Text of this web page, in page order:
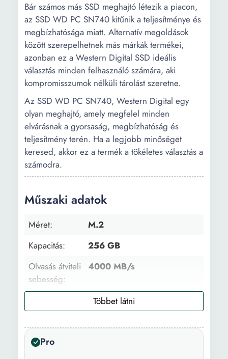
Bár számos más SSD meghajtó létezik a piacon,
az SSD WD PC SN740 kitűnik a teljesítménye és
megbízhatósága miatt. Alternatív megoldások
között szerepelhetnek más márkák termékei,
azonban ez a Western Digital SSD ideális
választás minden felhasználó számára, aki
kompromisszumok nélküli tárolást szeretne.
Az SSD WD PC SN740, Western Digital egy
olyan meghajtó, amely megfelel minden
elvárásnak a gyorsaság, megbízhatóság és
teljesítmény terén. Ha a legjobb minőséget
keresed, akkor ez a termék a tökéletes választás a
számodra.
Műszaki adatok
Méret:
M.2
Kapacitás:
256 GB
Olvasás átviteli
sebesség:
4000 MB/s
2000 MB/s
Kontroller
Pro